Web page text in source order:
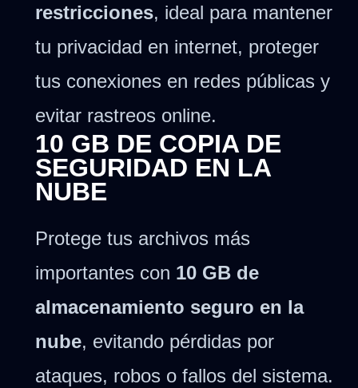
restricciones, ideal para mantener
tu privacidad en internet, proteger
tus conexiones en redes públicas y
evitar rastreos online.
10 GB DE COPIA DE
SEGURIDAD EN LA
NUBE
Protege tus archivos más
importantes con 10 GB de
almacenamiento seguro en la
nube, evitando pérdidas por
ataques, robos o fallos del sistema.